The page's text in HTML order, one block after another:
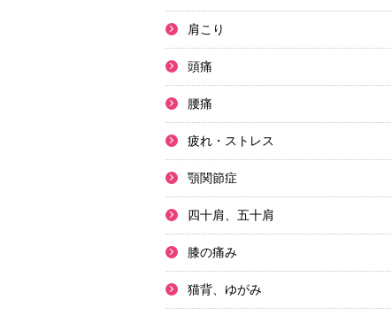
肩こり
頭痛
腰痛
疲れ・ストレス
顎関節症
四十肩、五十肩
膝の痛み
猫背、ゆがみ